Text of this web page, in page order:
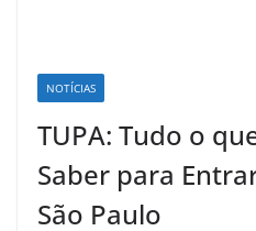
NOTÍCIAS
TUPA: Tudo o
Saber para
São Paulo